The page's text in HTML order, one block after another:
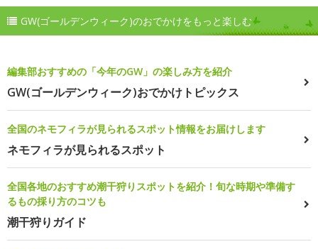
GW(ゴールデンウィーク)のおでかけをもっと楽しむ
編集部おすすめの「今年のGW」の楽しみ方を紹介
GW(ゴールデンウィーク)おでかけトピックス
全国のネモフィラが見られるスポット情報をお届けします
ネモフィラが見られるスポット
全国各地のおすすめ潮干狩りスポットを紹介！旬な時期や準備す
るもの採り方のコツも
潮干狩りガイド